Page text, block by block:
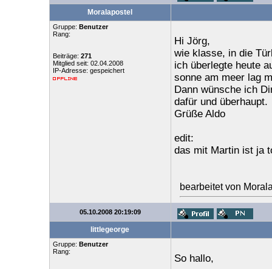
Moralapostel
Gruppe: Benutzer
Rang:
Beiträge: 271
Mitglied seit: 02.04.2008
IP-Adresse: gespeichert
Hi Jörg,
wie klasse, in die
ich überlegte heute
sonne am meer lag
Dann wünsche ich
dafür und überhaupt.
Grüße Aldo
edit:
das mit Martin ist ja
bearbeitet von
05.10.2008 20:19:09
littlegeorge
Gruppe: Benutzer
Rang:
So hallo,